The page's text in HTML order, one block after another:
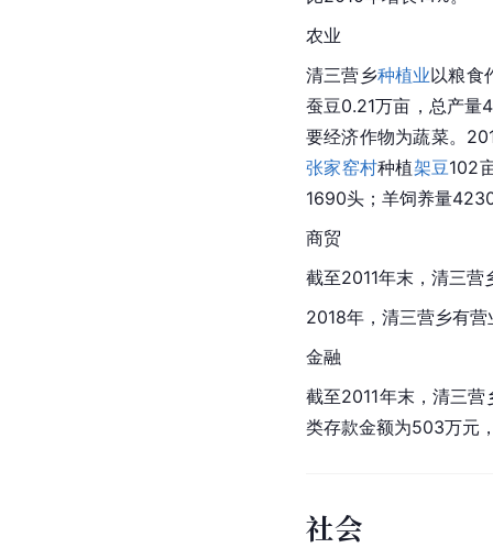
农业
清三营乡种植业以粮食
蚕豆0.21万亩，总产量
要经济作物为蔬菜。
张家窑村种植架豆102
1690头；羊饲养量
商贸
截至2011年末，清三
2018年，清三营乡有
金融
截至2011年末，清三
类存款金额为503万元
社会